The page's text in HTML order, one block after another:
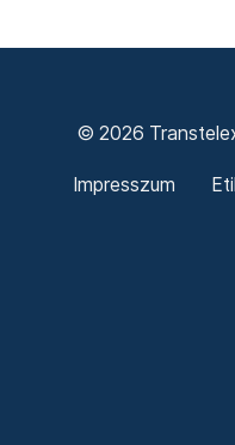
© 2026
Impresszum